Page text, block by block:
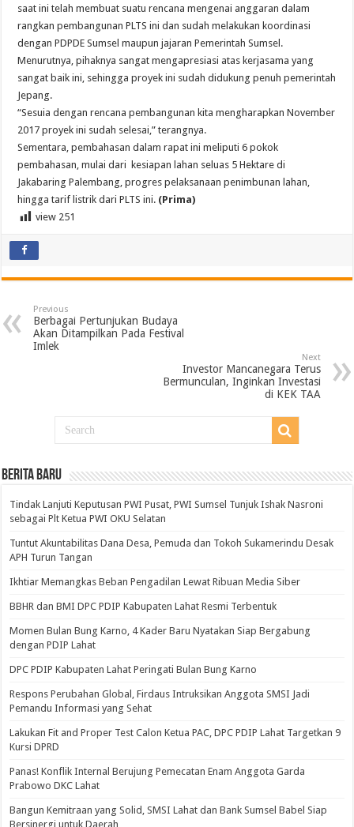
saat ini telah membuat suatu rencana mengenai anggaran dalam
rangkan pembangunan PLTS ini dan sudah melakukan koordinasi
dengan PDPDE Sumsel maupun jajaran Pemerintah Sumsel.
Menurutnya, pihaknya sangat mengapresiasi atas kerjasama yang
sangat baik ini, sehingga proyek ini sudah didukung penuh pemerintah
Jepang.
“Sesuia dengan rencana pembangunan kita mengharapkan November
2017 proyek ini sudah selesai,” terangnya.
Sementara, pembahasan dalam rapat ini meliputi 6 pokok
pembahasan, mulai dari kesiapan lahan seluas 5 Hektare di
Jakabaring Palembang, progres pelaksanaan penimbunan lahan,
hingga tarif listrik dari PLTS ini. (Prima)
view 251
Previous
Berbagai Pertunjukan Budaya
Akan Ditampilkan Pada Festival
Imlek
Next
Investor Mancanegara Terus
Bermunculan, Inginkan Investasi
di KEK TAA
BERITA BARU
Tindak Lanjuti Keputusan PWI Pusat, PWI Sumsel Tunjuk Ishak Nasroni
sebagai Plt Ketua PWI OKU Selatan
Tuntut Akuntabilitas Dana Desa, Pemuda dan Tokoh Sukamerindu Desak
APH Turun Tangan
Ikhtiar Memangkas Beban Pengadilan Lewat Ribuan Media Siber
BBHR dan BMI DPC PDIP Kabupaten Lahat Resmi Terbentuk
Momen Bulan Bung Karno, 4 Kader Baru Nyatakan Siap Bergabung
dengan PDIP Lahat
DPC PDIP Kabupaten Lahat Peringati Bulan Bung Karno
Respons Perubahan Global, Firdaus Intruksikan Anggota SMSI Jadi
Pemandu Informasi yang Sehat
Lakukan Fit and Proper Test Calon Ketua PAC, DPC PDIP Lahat Targetkan 9
Kursi DPRD
Panas! Konflik Internal Berujung Pemecatan Enam Anggota Garda
Prabowo DKC Lahat
Bangun Kemitraan yang Solid, SMSI Lahat dan Bank Sumsel Babel Siap
Bersinergi untuk Daerah